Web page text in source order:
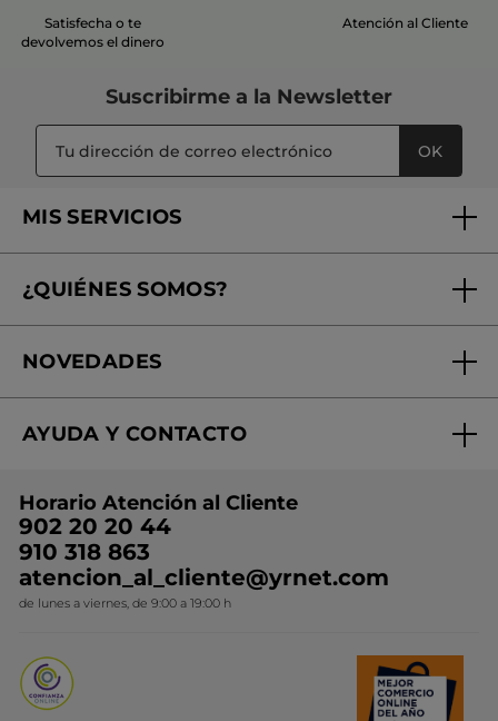
Satisfecha o te
devolvemos el dinero
Atención al Cliente
Suscribirme a la Newsletter
OK
MIS SERVICIOS
Tratamientos de Belleza
Mi club Yves Rocher
¿QUIÉNES SOMOS?
¿Quiénes somos?
Nuestros compromisos
Conviértete en Franquiciada
NOVEDADES
Rebajas
Ideas de Regalo
Colección Monoi
Novedades del mes
AYUDA Y CONTACTO
Contacto
Horario Atención al Cliente
902 20 20 44
910 318 863
atencion_al_cliente@yrnet.com
de lunes a viernes, de 9:00 a 19:00 h